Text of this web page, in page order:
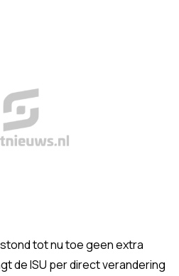
tot nu toe geen extra
de ISU per direct verandering